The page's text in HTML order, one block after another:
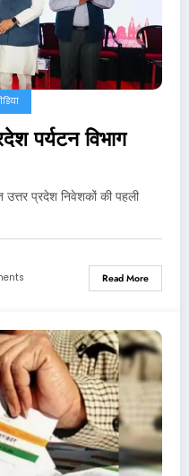
पर्यटन विभाग
प्रदेश निवेशकों की पहली
Read More